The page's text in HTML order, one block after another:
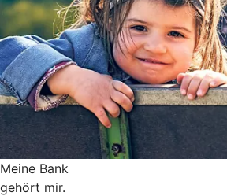
Meine Bank
gehört mir.